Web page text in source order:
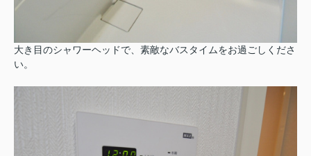
大き目のシャワーヘッドで、素敵なバスタイムをお過ごしくださ
い。